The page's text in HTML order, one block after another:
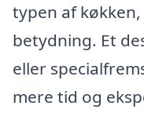
typen af
betydning. Et
eller
mere tid og